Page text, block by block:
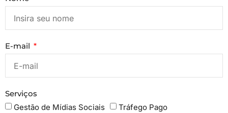
E-mail
Serviços
Gestão de Mídias Sociais
Tráfego Pago